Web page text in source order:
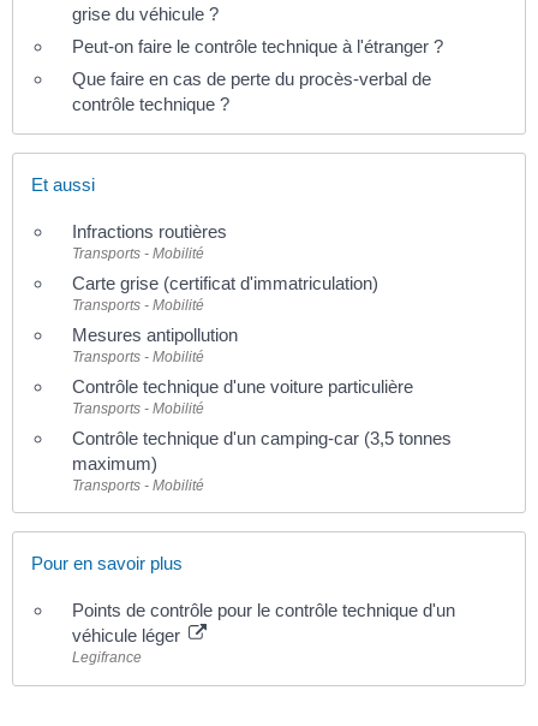
grise du véhicule ?
Peut-on faire le contrôle technique à l'étranger ?
Que faire en cas de perte du procès-verbal de
contrôle technique ?
Et aussi
Infractions routières
Transports - Mobilité
Carte grise (certificat d'immatriculation)
Transports - Mobilité
Mesures antipollution
Transports - Mobilité
Contrôle technique d'une voiture particulière
Transports - Mobilité
Contrôle technique d'un camping-car (3,5 tonnes
maximum)
Transports - Mobilité
Pour en savoir plus
Points de contrôle pour le contrôle technique d'un
véhicule léger
Legifrance